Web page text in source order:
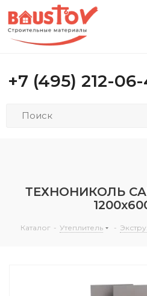
+7 (495) 212-06-
ТЕХНОНИКОЛЬ
Каталог - Утеплитель -